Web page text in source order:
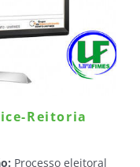
Reitoria
Processo eleitoral